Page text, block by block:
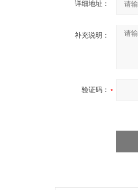
详细地址：
补充说明：
验证码：